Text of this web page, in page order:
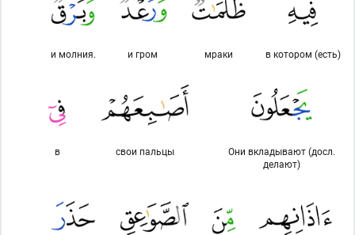
в котором (есть)
мраки
и гром
и молния.
Они вкладывают (досл.
делают)
свои пальцы
в